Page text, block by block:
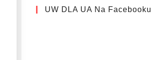
UW DLA UA Na Facebooku